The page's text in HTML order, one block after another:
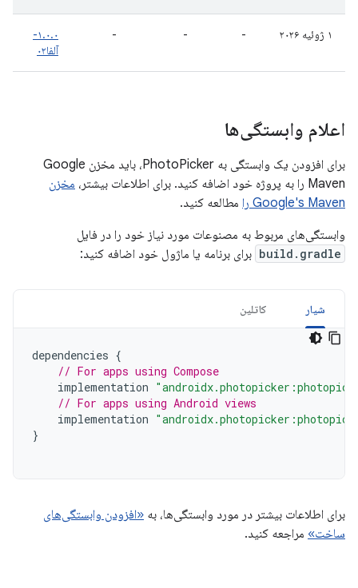
۱ ژوئیه ۲۰۲۶ -
-
-
۱.۰.۰-
آلفا۰۲
اعلام وابستگی‌ها
برای افزودن یک وابستگی به PhotoPicker، باید مخزن Google
Maven را به پروژه خود اضافه کنید. برای اطلاعات بیشتر،
مخزن
Google's Maven را
مطالعه کنید.
وابستگی‌های مربوط به مصنوعات مورد نیاز خود را در فایل
build.gradle برای برنامه یا ماژول خود اضافه کنید:
شیار کاتلین
dependencies {
// For apps using Compose
implementation
// For apps using Android views
implementation
}
برای اطلاعات بیشتر در مورد وابستگی‌ها، به «افزودن وابستگی‌های
ساخت» مراجعه کنید.